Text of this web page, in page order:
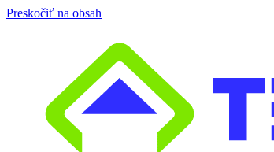
Preskočiť na obsah